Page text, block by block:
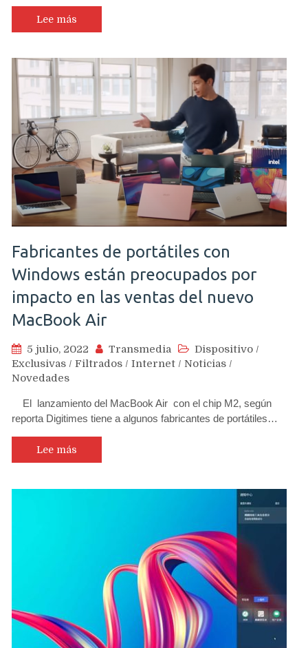
Lee más
Fabricantes de portátiles con
Windows están preocupados por
impacto en las ventas del nuevo
MacBook Air
5 julio, 2022 Transmedia Dispositivo /
Exclusivas / Filtrados / Internet / Noticias /
Novedades
El lanzamiento del MacBook Air con el chip M2, según
reporta Digitimes tiene a algunos fabricantes de portátiles…
Lee más